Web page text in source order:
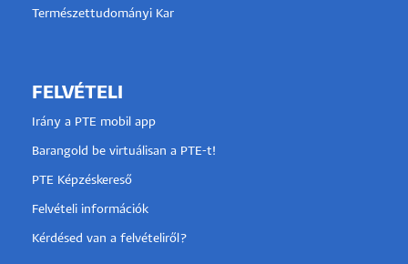
Természettudományi Kar
FELVÉTELI
Irány a PTE mobil app
Barangold be virtuálisan a PTE-t!
PTE Képzéskereső
Felvételi információk
Kérdésed van a felvételiről?